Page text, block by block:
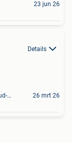
23 jun 26
Details
Retie & Deel Arendonk & Oud-Turnhout 26 mrt 26